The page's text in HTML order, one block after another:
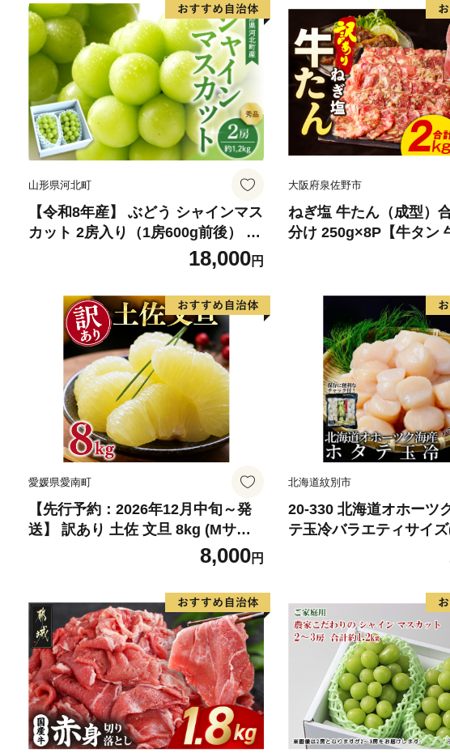
山形県河北町
【令和8年産】 ぶどう シャインマス
カット 2房入り（1房600g前後） 秀
品 山形県河北町産【山形eLab】 ka
18,000円
大阪府泉佐野市
ねぎ塩 牛たん（成型）
分け 250g×8P【牛タン
薄切り 訳あり サイズ不
愛媛県愛南町
【先行予約：2026年12月中旬～発
送】 訳あり 土佐 文旦 8kg (Mサイ
ズ以上サイズミックス) 8000円 わけ
あり ぶんたん みかん mikan 蜜柑
ミカン 土佐文旦 家庭用 産地直送 国
産 農家直送 期間限定 特産品 サイズ
ミックス くらもとファーム 愛南町
愛媛県
8,000円
北海道紋別市
20-330 北海道オホーツ
テ玉冷バラエティサイ